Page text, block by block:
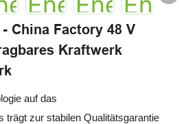
China Factory 48 V
Kraftwerk
auf das
trägt zur stabilen Qualitätsgarantie